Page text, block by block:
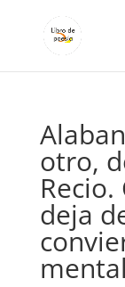
otro,
deja
mental